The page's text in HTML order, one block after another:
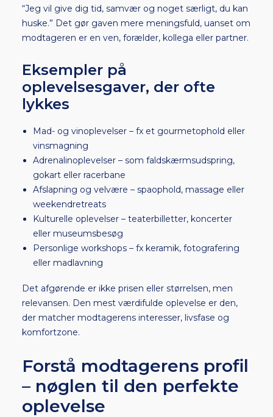
“Jeg vil give dig tid, samvær og noget særligt, du kan
huske.” Det gør gaven mere meningsfuld, uanset om
modtageren er en ven, forælder, kollega eller partner.
Eksempler på
oplevelsesgaver, der ofte
lykkes
Mad- og vinoplevelser – fx et gourmetophold eller
vinsmagning
Adrenalinoplevelser – som faldskærmsudspring,
gokart eller racerbane
Afslapning og velvære – spaophold, massage eller
weekendretreats
Kulturelle oplevelser – teaterbilletter, koncerter
eller museumsbesøg
Personlige workshops – fx keramik, fotografering
eller madlavning
Det afgørende er ikke prisen eller størrelsen, men
relevansen. Den mest værdifulde oplevelse er den,
der matcher modtagerens interesser, livsfase og
komfortzone.
Forstå modtagerens profil
– nøglen til den perfekte
oplevelse